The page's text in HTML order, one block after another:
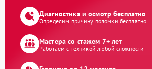
Диагностика и осмотр бесплатно
Определим причину поломки бесплатно
Мастера со стажем 7+ лет
Работаем с техникой любой сложности